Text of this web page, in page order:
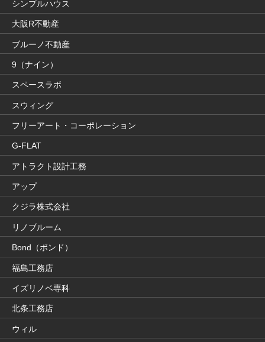
シンプルハウス
大阪R不動産
ブルーノ不動産
9（ナイン）
スペースラボ
スウィング
フリーアート・コーポレーション
G-FLAT
アトラクト設計工務
アップ
クジラ株式会社
リノブルーム
Bond（ボンド）
福島工務店
イズリノベ専科
北条工務店
ウィル